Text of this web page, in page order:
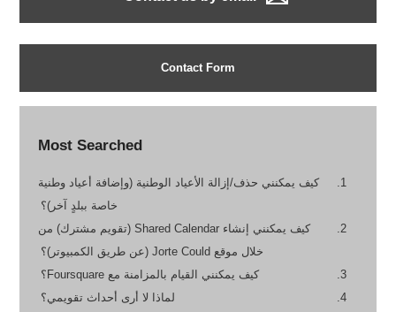
Contact Form
Most Searched
كيف يمكنني حذف/إزالة الأعياد الوطنية (وإضافة أعياد وطنية
خاصة ببلدٍ آخر)؟
كيف يمكنني إنشاء Shared Calendar (تقويم مشترك) من
خلال موقع Jorte Could (عن طريق الكمبيوتر)؟
كيف يمكنني القيام بالمزامنة مع Foursquare؟
لماذا لا أرى أحداث تقويمي؟